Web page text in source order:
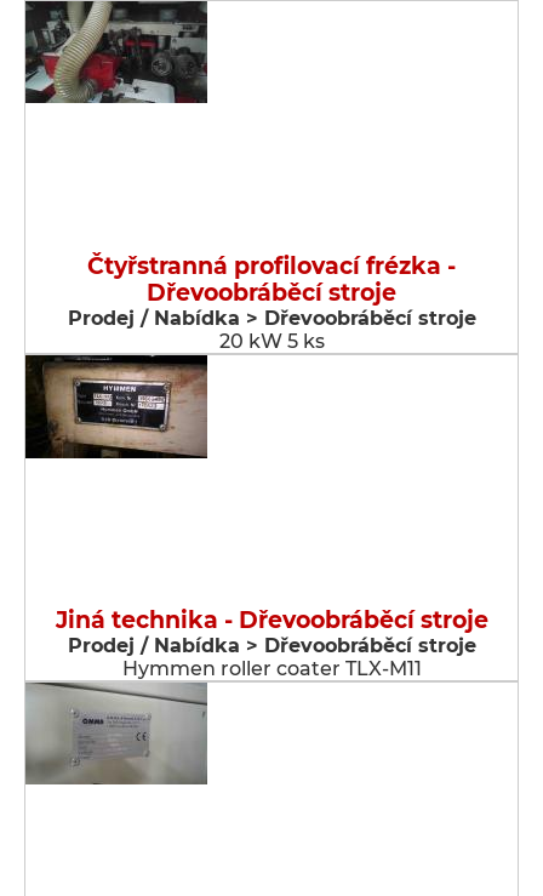
Čtyřstranná profilovací frézka -
Dřevoobráběcí stroje
Prodej / Nabídka > Dřevoobráběcí stroje
20 kW 5 ks
Jiná technika - Dřevoobráběcí stroje
Prodej / Nabídka > Dřevoobráběcí stroje
Hymmen roller coater TLX-M11